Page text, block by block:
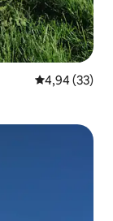
Priemerné
4,94 (33)